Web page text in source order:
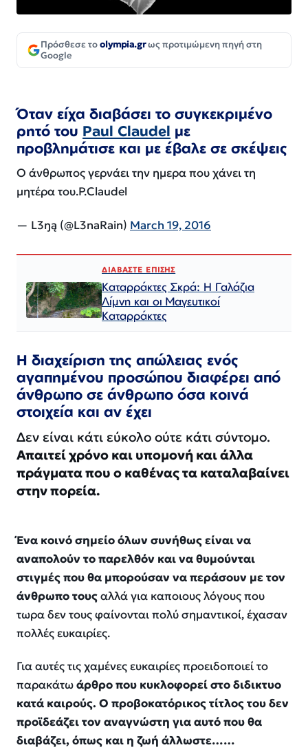
Πρόσθεσε τοolympia.grως προτιμώμενη πηγή στη
Google
Όταν είχα διαβάσει το συγκεκριμένο
ρητό του Paul Claudel με
προβλημάτισε και με έβαλε σε σκέψεις
Ο άνθρωπος γερνάει την ημερα που χάνει τη
μητέρα του.P.Claudel
— L3ŋą (@L3naRain) March 19, 2016
ΔΙΑΒΑΣΤΕ ΕΠΙΣΗΣ
Καταρράκτες Σκρά: Η Γαλάζια
Λίμνη και οι Μαγευτικοί
Καταρράκτες
Η διαχείριση της απώλειας ενός
αγαπημένου προσώπου διαφέρει από
άνθρωπο σε άνθρωπο όσα κοινά
στοιχεία και αν έχει
Δεν είναι κάτι εύκολο ούτε κάτι σύντομο.
Απαιτεί χρόνο και υπομονή και άλλα
πράγματα που ο καθένας τα καταλαβαίνει
στην πορεία.
Ένα κοινό σημείο όλων συνήθως είναι να
αναπολούν το παρελθόν και να θυμούνται
στιγμές που θα μπορούσαν να περάσουν με τον
άνθρωπο τουςαλλά για καποιους λόγους που
τωρα δεν τους φαίνονται πολύ σημαντικοί, έχασαν
πολλές ευκαιρίες.
Για αυτές τις χαμένες ευκαιρίες προειδοποιεί το
παρακάτωάρθρο που κυκλοφορεί στο διδικτυο
κατά καιρούς. Ο προβοκατόρικος τίτλος του δεν
προϊδεάζει τον αναγνώστη για αυτό που θα
διαβάζει, όπως και η ζωή άλλωστε……